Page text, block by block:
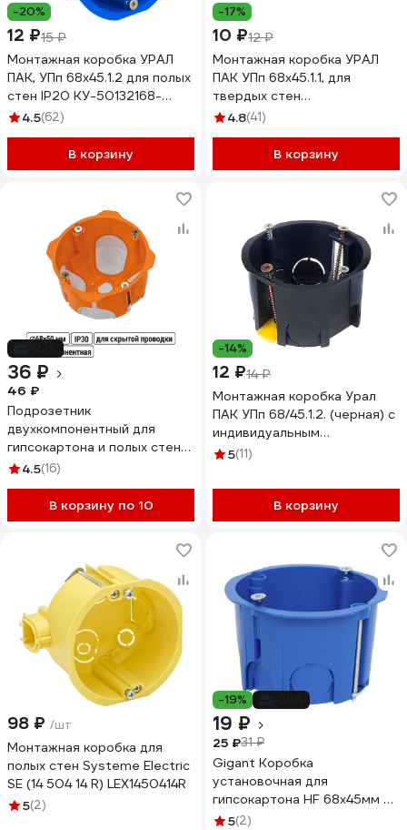
-20%
12 ₽15 ₽
Монтажная коробка УРАЛ
ПАК, УПп 68х45.1.2 для полых
стен IP20 КУ-50132168-
200-i
4.5(62)
В корзину
-17%
10 ₽12 ₽
Монтажная коробка УРАЛ
ПАК УПп 68х45.1.1, для
твердых стен
индивидуальный штрихкод
4.8(41)
В корзину
36 ₽
46 ₽
Подрозетник
двухкомпонентный для
гипсокартона и полых стен
СП D68х50 мм, саморезы, пл.
SQ1403-2002
4.5(16)
В корзину по 10
-14%
12 ₽14 ₽
Монтажная коробка Урал
ПАК УПп 68/45.1.2. (черная) с
индивидуальным
штрихкодом, (200)
5(11)
В корзину
98 ₽ /шт
Монтажная коробка для
полых стен Systeme Electric
SE (14 504 14 R) LEX1450414R
5(2)
-19%
19 ₽
25 ₽31 ₽
Gigant Коробка
установочная для
гипсокартона HF 68x45мм с
металл.лапками, 1 шт, IP20,
5(2)